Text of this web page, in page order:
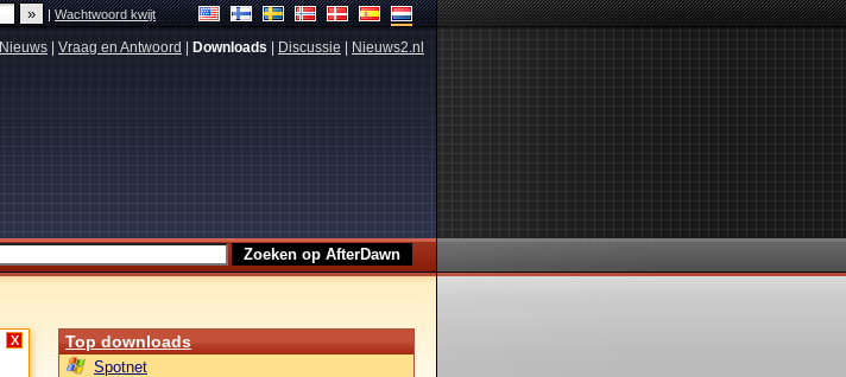
|Wachtwoord kwijt
Nieuws Vraag en Antwoord Downloads Discussie Nieuws2.nl
X Top downloads
Spotnet